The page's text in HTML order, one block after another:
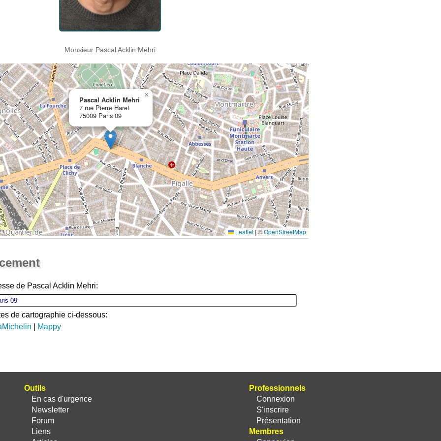
Monsieur Pascal Acklin Mehri
Pascal Acklin Mehri
7 rue Pierre Haret
75009 Paris 09
×
Leaflet | ©OpenStreetMap
de Pascal Acklin Mehri:
de cartographie ci-dessous:
Mappy
Professionnels
Connexion
S'inscrire
Présentation
Membres
Outils
En cas d'urgence
Newsletter
Forum
Liens